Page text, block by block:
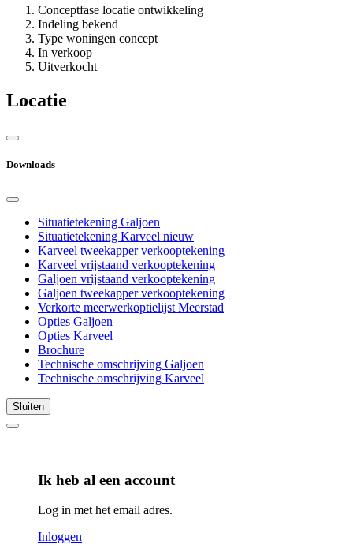
Conceptfase locatie ontwikkeling
Indeling bekend
Type woningen concept
In verkoop
Uitverkocht
Locatie
Downloads
Situatietekening Galjoen
Situatietekening Karveel nieuw
Karveel tweekapper verkooptekening
Karveel vrijstaand verkooptekening
Galjoen vrijstaand verkooptekening
Galjoen tweekapper verkooptekening
Verkorte meerwerkoptielijst Meerstad
Opties Galjoen
Opties Karveel
Brochure
Technische omschrijving Galjoen
Technische omschrijving Karveel
Sluiten
Ik heb al een account
Log in met het email adres.
Inloggen